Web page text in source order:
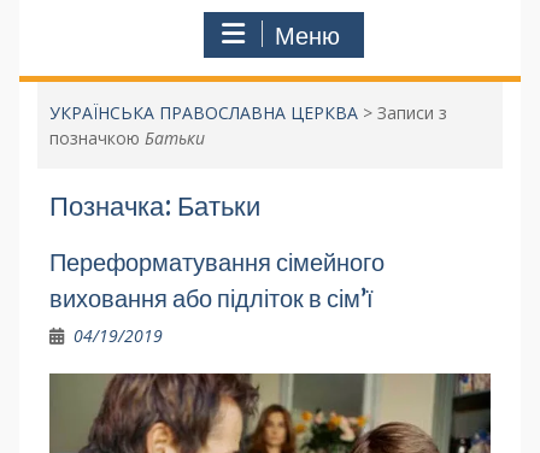
Меню
УКРАЇНСЬКА ПРАВОСЛАВНА ЦЕРКВА> Записи з
позначкою Батьки
Позначка: Батьки
Переформатування сімейного
виховання або підліток в сім’ї
04/19/2019